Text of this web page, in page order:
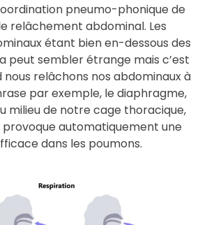
pneumo-phonique de
relâchement abdominal. Les
étant bien en-dessous des
peut sembler étrange mais c’est
nous relâchons nos abdominaux à
par exemple, le diaphragme,
milieu de notre cage thoracique,
automatiquement une
dans les poumons.